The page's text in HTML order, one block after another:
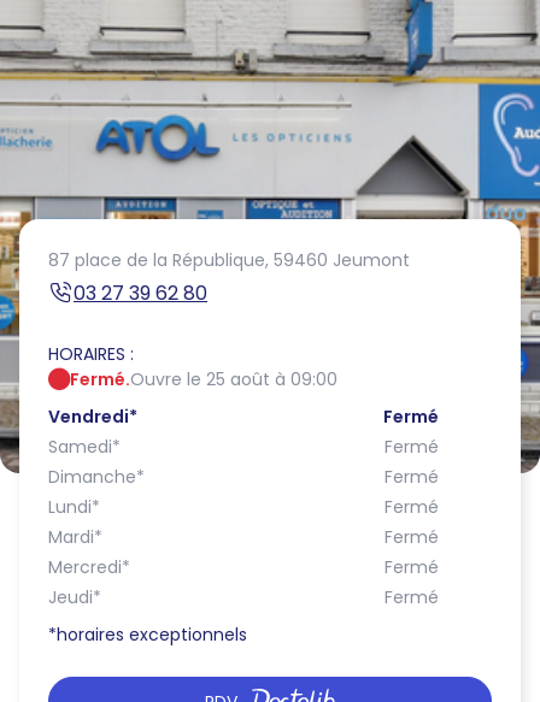
87 place de la République, 59460 Jeumont
03 27 39 62 80
HORAIRES :
Fermé.Ouvre le 25 août à 09:00
Vendredi*
Fermé
Samedi*
Fermé
Dimanche*
Fermé
Lundi*
Fermé
Mardi*
Fermé
Mercredi*
Fermé
Jeudi*
Fermé
*horaires exceptionnels